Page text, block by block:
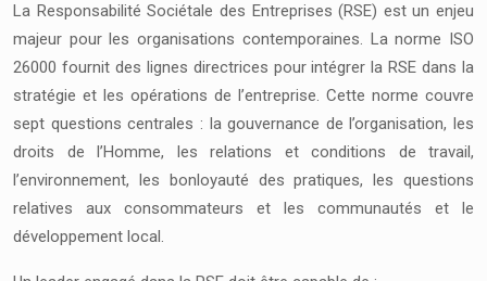
La Responsabilité Sociétale des Entreprises (RSE) est un enjeu
majeur pour les organisations contemporaines. La norme ISO
26000 fournit des lignes directrices pour intégrer la RSE dans la
stratégie et les opérations de l’entreprise. Cette norme couvre
sept questions centrales : la gouvernance de l’organisation, les
droits de l’Homme, les relations et conditions de travail,
l’environnement, les bonloyauté des pratiques, les questions
relatives aux consommateurs et les communautés et le
développement local.